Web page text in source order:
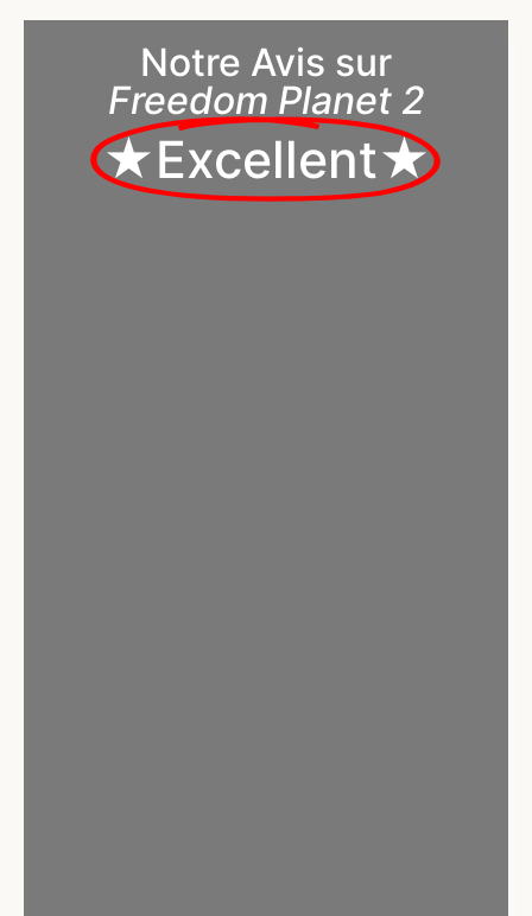
Notre Avis sur
Freedom Planet 2
★Excellent★